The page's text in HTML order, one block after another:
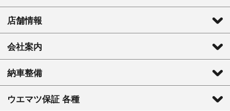
店舗情報
会社案内
納車整備
ウエマツ保証 各種